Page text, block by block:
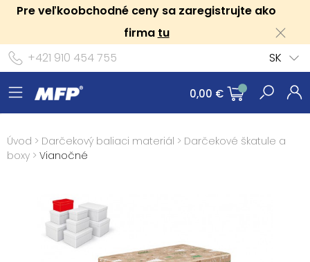
Pre veľkoobchodné ceny sa zaregistrujte ako
firma tu
+421 910 454 755
SK
0,00 €
Úvod > Darčekový baliaci materiál > Darčekové škatule a
boxy > Vianočné